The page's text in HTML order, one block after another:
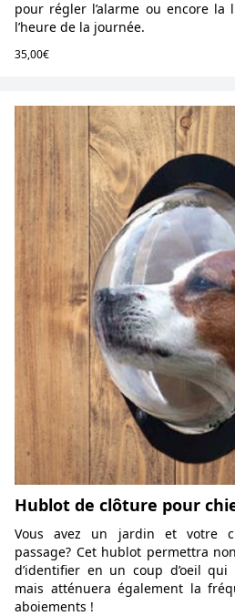
pour régler l’alarme ou encore
l’heure de la journée.
35,00€
Hublot de clôture pour
Vous avez un jardin et votre
passage? Cet hublot permettra
d’identifier en un coup d’oeil qui
mais atténuera également la
aboiements !